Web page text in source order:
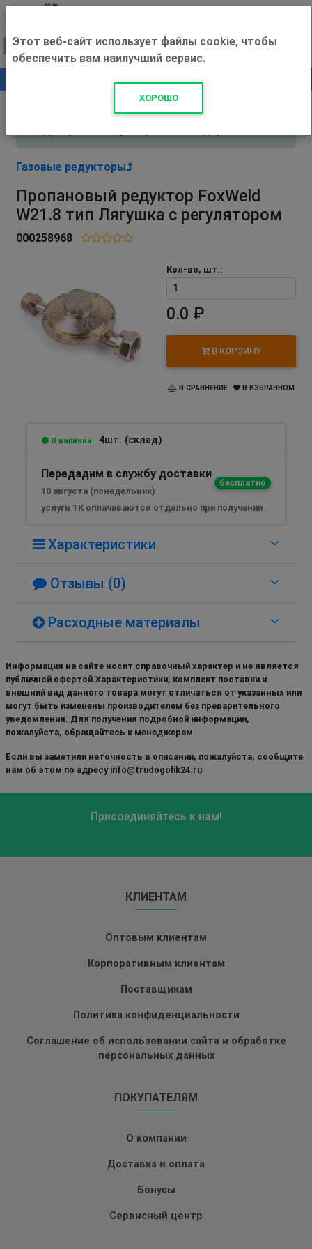
+500 ₽
Внимание! С 3 августа магазин работает по
Газовые редукторы
Пропановый редуктор FoxWeld
W21.8 тип Лягушка с регулятором
000258968
Кол-во, шт.:
0.0 ₽
В КОРЗИНУ
В СРАВНЕНИЕ В ИЗБРАННОМ
В наличии 4шт. (склад)
Передадим в службу доставки
бесплатно
10 августа (понедельник)
услуги ТК оплачиваются отдельно при получении
Характеристики
Отзывы (0)
Расходные материалы
Информация на сайте носит справочный характер и не является
публичной офертой.Характеристики, комплект поставки и
внешний вид данного товара могут отличаться от указанных или
могут быть изменены производителем без преварительного
уведомления. Для получения подробной информации,
пожалуйста, обращайтесь к менеджерам.
Если вы заметили неточность в описании, пожалуйста, сообщите
нам об этом по адресу info@trudogolik24.ru
Присоединяйтесь к нам!
КЛИЕНТАМ
Оптовым клиентам
Корпоративным клиентам
Поставщикам
Политика конфиденциальности
Соглашение об использовании сайта и обработке
персональных данных
ПОКУПАТЕЛЯМ
О компании
Доставка и оплата
Бонусы
Сервисный центр
Этот веб-сайт использует файлы cookie, чтобы
обеспечить вам наилучший сервис.
ХОРОШО